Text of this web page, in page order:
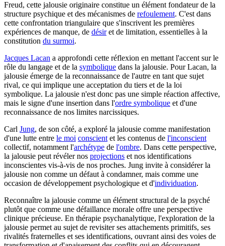
Freud, cette jalousie originaire constitue un élément fondateur de la
structure psychique et des mécanismes de refoulement. C'est dans
cette confrontation triangulaire que s'inscrivent les premières
expériences de manque, de désiret de limitation, essentielles à la
constitution du surmoi.
Jacques Lacan a approfondi cette réflexion en mettant l'accent sur le
rôle du langage et de la symbolique dans la jalousie. Pour Lacan, la
jalousie émerge de la reconnaissance de l'autre en tant que sujet
rival, ce qui implique une acceptation du tiers et de la loi
symbolique. La jalousie n'est donc pas une simple réaction affective,
mais le signe d'une insertion dans l'ordre symbolique et d'une
reconnaissance de nos limites narcissiques.
Carl Jung, de son côté, a exploré la jalousie comme manifestation
d'une lutte entre le moi conscient et les contenus de l'inconscient
collectif, notamment l'archétype de l'ombre. Dans cette perspective,
la jalousie peut révéler nos projections et nos identifications
inconscientes vis-à-vis de nos proches. Jung invite à considérer la
jalousie non comme un défaut à condamner, mais comme une
occasion de développement psychologique et d'individuation.
Reconnaître la jalousie comme un élément structural de la psyché
plutôt que comme une défaillance morale offre une perspective
clinique précieuse. En thérapie psychanalytique, l'exploration de la
jalousie permet au sujet de revisiter ses attachements primitifs, ses
rivalités fraternelles et ses identifications, ouvrant ainsi des voies de